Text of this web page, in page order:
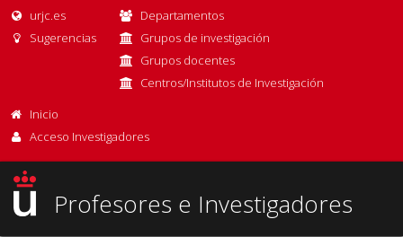
urjc.es
Sugerencias
Departamentos
Grupos de investigación
Grupos docentes
Centros/Institutos de Investigación
Inicio
Acceso Investigadores
Profesores e Investigadores